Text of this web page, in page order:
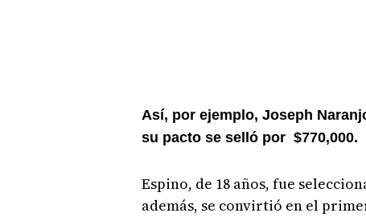
Así, por ejemplo, Joseph
su pacto se selló por $770,000.
Espino, de 18 años, fue
además, se convirtió en el